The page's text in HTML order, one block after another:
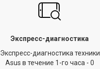
Экспресс-диагностика
Экспресс-диагностика техники
Asus в течение 1-го часа - 0